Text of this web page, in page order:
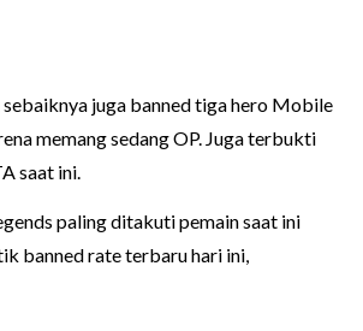
juga banned tiga hero Mobile
memang sedang OP. Juga terbukti
saat ini.
paling ditakuti pemain saat ini
banned rate terbaru hari ini,